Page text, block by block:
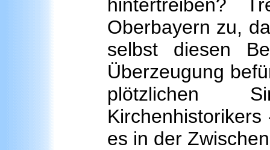
hintertreiben?
Oberbayern zu,
selbst diesen
Überzeugung
plötzlichen
es in der